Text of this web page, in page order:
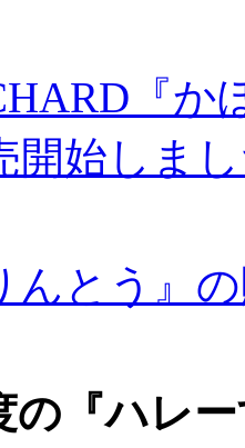
『
開始しま
んとう』
の『ハレ